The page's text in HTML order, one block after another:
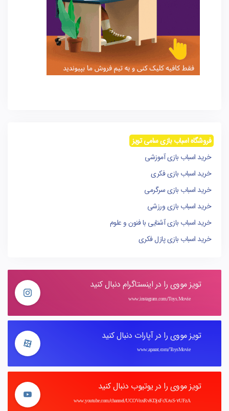
فروشگاه اسباب بازی سامی تویز
خرید اسباب بازی آموزشی
خرید اسباب بازی فکری
خرید اسباب بازی سرگرمی
خرید اسباب بازی ورزشی
خرید اسباب بازی آشنایی با فنون و علوم
خرید اسباب بازی پازل فکری
تویز مووی را در اینستاگرام دنبال کنید
www.instagram.com/Toys.Movie
تویز مووی را در آپارات دنبال کنید
www.aparat.com/ToysMovie
تویز مووی را در یوتیوب دنبال کنید
www.youtube.com/channel/UCOVnxRvKDjxFcX8sS-7UFzA